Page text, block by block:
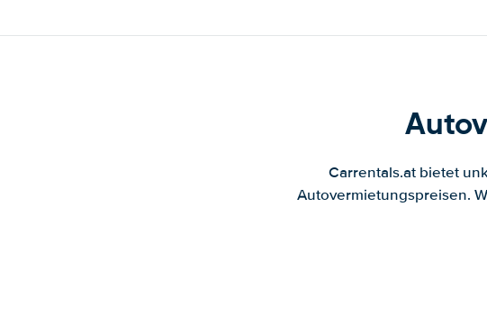
Carrentals.at bietet
Autovermietungspreisen.